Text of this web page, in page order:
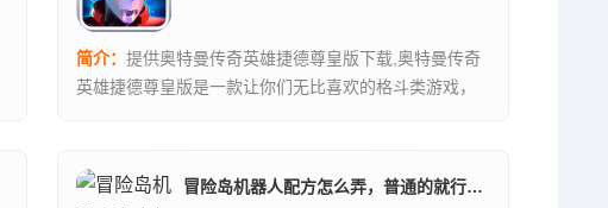
简介： 提供奥特曼传奇英雄捷德尊皇版下载,奥特曼传奇
英雄捷德尊皇版是一款让你们无比喜欢的格斗类游戏，
冒险岛机器人配方怎么弄，普通的就行，还有（冒险岛机器人怎么获得技能）